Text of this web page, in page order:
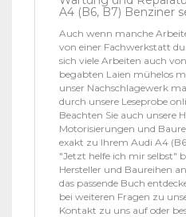
A4 (B6, B7) Benziner
Auch wenn manche
von einer Fachwerkstatt
sich viele Arbeiten auch
begabten Laien mühelos
unser Nachschlagewerk
durch unsere Leseprobe
Beachten Sie auch unsere
Motorisierungen und
exakt zu Ihrem Audi A4
"Jetzt helfe ich mir selbst"
Hersteller und Baureihen
das passende Buch
bei weiteren Fragen zu
Kontakt zu uns auf oder